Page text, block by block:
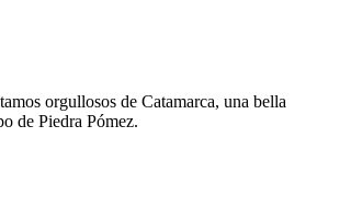
orgullosos de Catamarca, una bella
de Piedra Pómez.